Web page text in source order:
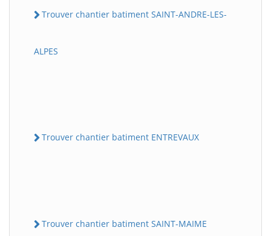
Trouver chantier batiment SAINT-ANDRE-LES-
ALPES
Trouver chantier batiment ENTREVAUX
Trouver chantier batiment SAINT-MAIME